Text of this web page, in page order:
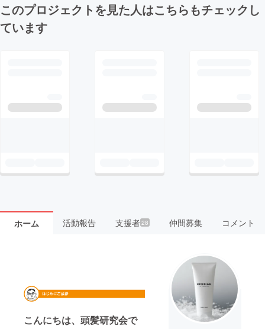
このプロジェクトを見た人はこちらもチェックし
ています
ホーム 活動報告 支援者28 仲間募集 コメント
こんにちは、頭髪研究会で